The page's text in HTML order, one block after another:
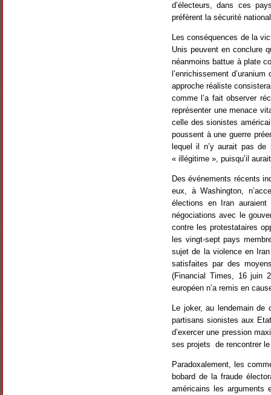
d’électeurs, dans ces
préfèrent la sécurité
Les conséquences de la
Unis peuvent en conclure
néanmoins battue à plate
l’enrichissement
approche réaliste
comme l’a fait observer
représenter une menace
celle des sionistes
poussent à une guerre
lequel il n’y aurait pas
« illégitime », puisqu’il
Des événements récents
eux, à Washington,
élections en Iran
négociations avec le
contre les protestataires
les vingt-sept pays
sujet de la violence en
satisfaites par des
(Financial Times, 16 juin
européen n’a remis en
Le joker, au lendemain
partisans sionistes aux
d’exercer une pression
ses projets de rencontrer
Paradoxalement, les
bobard de la fraude
américains les arguments